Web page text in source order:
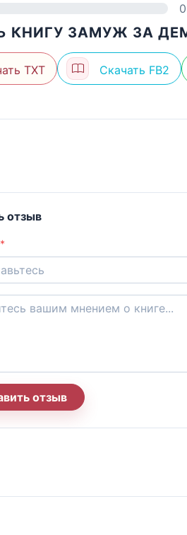
0
КНИГУ ЗАМУЖ ЗА
TXT Скачать FB2
отзыв
*
Отправить отзыв